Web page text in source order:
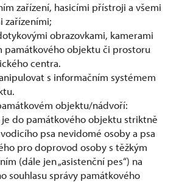
zařízení, hasicími přístroji a všemi
zařízeními;
obrazovkami, kamerami
památkového objektu či prostoru
centra.
s informačním systémem
objektu/nádvoří:
je do památkového objektu striktně
psa nevidomé osoby a psa
pro doprovod osoby s těžkým
(dále jen „asistenční pes“) na
souhlasu správy památkového